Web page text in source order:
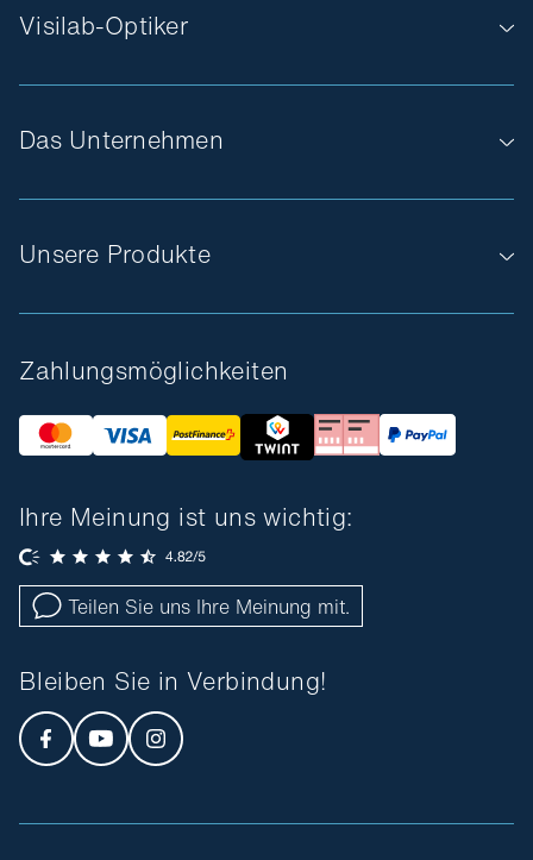
Das Unternehmen
Unsere Produkte
Visilab-Optiker
Zahlungsmöglichkeiten
Ihre Meinung ist uns wichtig:
Teilen Sie uns Ihre Meinung mit.
Bleiben Sie in Verbindung!